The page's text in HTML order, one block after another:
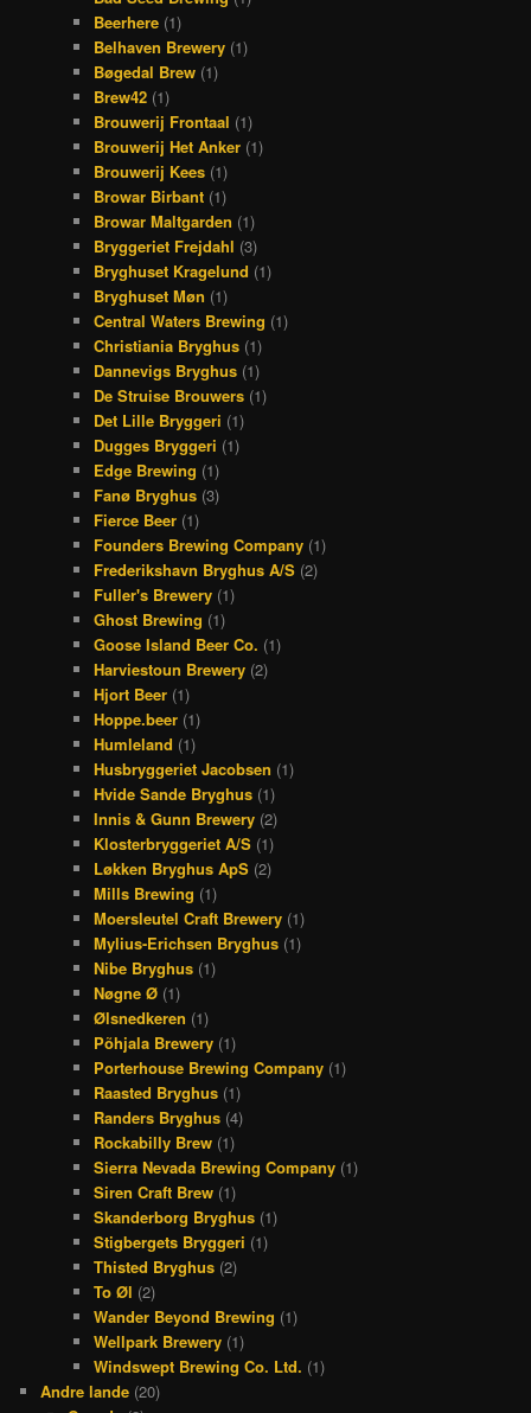
Beerhere (1)
Belhaven Brewery (1)
Bøgedal Brew (1)
Brew42 (1)
Brouwerij Frontaal (1)
Brouwerij Het Anker (1)
Brouwerij Kees (1)
Browar Birbant (1)
Browar Maltgarden (1)
Bryggeriet Frejdahl (3)
Bryghuset Kragelund (1)
Bryghuset Møn (1)
Central Waters Brewing (1)
Christiania Bryghus (1)
Dannevigs Bryghus (1)
De Struise Brouwers (1)
Det Lille Bryggeri (1)
Dugges Bryggeri (1)
Edge Brewing (1)
Fanø Bryghus (3)
Fierce Beer (1)
Founders Brewing Company (1)
Frederikshavn Bryghus A/S (2)
Fuller's Brewery (1)
Ghost Brewing (1)
Goose Island Beer Co. (1)
Harviestoun Brewery (2)
Hjort Beer (1)
Hoppe.beer (1)
Humleland (1)
Husbryggeriet Jacobsen (1)
Hvide Sande Bryghus (1)
Innis & Gunn Brewery (2)
Klosterbryggeriet A/S (1)
Løkken Bryghus ApS (2)
Mills Brewing (1)
Moersleutel Craft Brewery (1)
Mylius-Erichsen Bryghus (1)
Nibe Bryghus (1)
Nøgne Ø (1)
Ølsnedkeren (1)
Põhjala Brewery (1)
Porterhouse Brewing Company (1)
Raasted Bryghus (1)
Randers Bryghus (4)
Rockabilly Brew (1)
Sierra Nevada Brewing Company (1)
Siren Craft Brew (1)
Skanderborg Bryghus (1)
Stigbergets Bryggeri (1)
Thisted Bryghus (2)
To Øl (2)
Wander Beyond Brewing (1)
Wellpark Brewery (1)
Windswept Brewing Co. Ltd. (1)
Andre lande (20)